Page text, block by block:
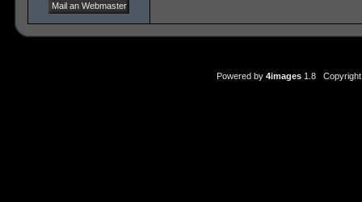
Mail an Webmaster
Powered by 4images1.8 Copyright